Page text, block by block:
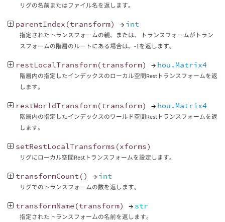
リグの名前またはファイル名を返します。
parentIndex (transform) → int
指定されたトランスフォームの親、または、 トランスフォームがトラン
スフォームの階層のルートにある場合は、-1を返します。
restLocalTransform(transform) → hou.Matrix4
階層内の指定したインデックスのローカル空間Restトランスフォームを返
します。
restWorldTransform(transform) → hou.Matrix4
階層内の指定したインデックスのワールド空間Restトランスフォームを返
します。
setRestLocalTransforms (xforms)
リグにローカル空間Restトランスフォームを設定します。
transformCount () → int
リグでのトランスフォームの数を返します。
transformName (transform) → str
指定されたトランスフォームの名前を返します。